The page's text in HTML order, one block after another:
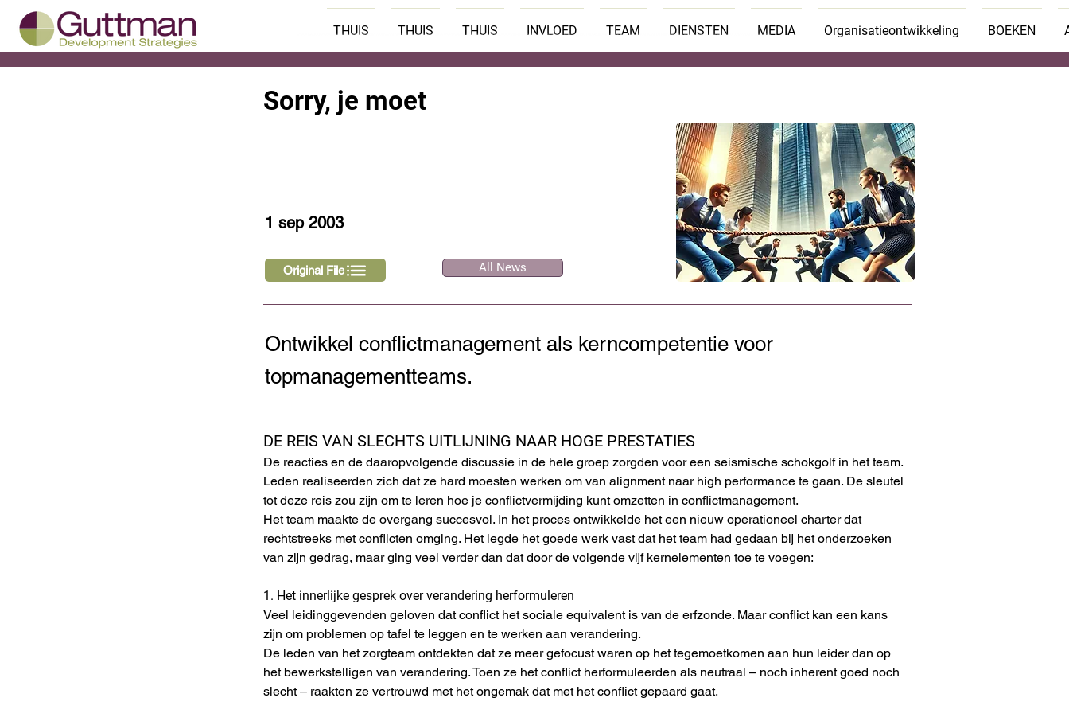
THUIS THUIS THUIS INVLOED TEAM DIENSTEN MEDIA Organisatieontwikkeling BOEKEN
< Back
Sorry, je moet
1 sep 2003
Original File All News
Ontwikkel conflictmanagement als kerncompetentie voor
topmanagementteams.
DE REIS VAN SLECHTS UITLIJNING NAAR HOGE PRESTATIES
De reacties en de daaropvolgende discussie in de hele groep zorgden voor een seismische schokgolf in het team.
Leden realiseerden zich dat ze hard moesten werken om van alignment naar high performance te gaan. De sleutel
tot deze reis zou zijn om te leren hoe je conflictvermijding kunt omzetten in conflictmanagement.
Het team maakte de overgang succesvol. In het proces ontwikkelde het een nieuw operationeel charter dat
rechtstreeks met conflicten omging. Het legde het goede werk vast dat het team had gedaan bij het onderzoeken
van zijn gedrag, maar ging veel verder dan dat door de volgende vijf kernelementen toe te voegen:
1. Het innerlijke gesprek over verandering herformuleren
Veel leidinggevenden geloven dat conflict het sociale equivalent is van de erfzonde. Maar conflict kan een kans
zijn om problemen op tafel te leggen en te werken aan verandering.
De leden van het zorgteam ontdekten dat ze meer gefocust waren op het tegemoetkomen aan hun leider dan op
het bewerkstelligen van verandering. Toen ze het conflict herformuleerden als neutraal – noch inherent goed noch
slecht – raakten ze vertrouwd met het ongemak dat met het conflict gepaard gaat.